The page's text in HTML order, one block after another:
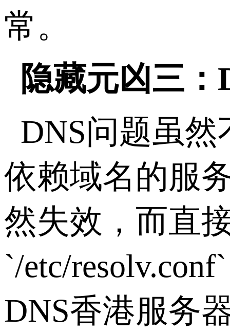
常。
隐藏元凶三：
DNS问题虽然
依赖域名的服
然失效，而直
`/etc/resolv.conf`
DNS香港服务